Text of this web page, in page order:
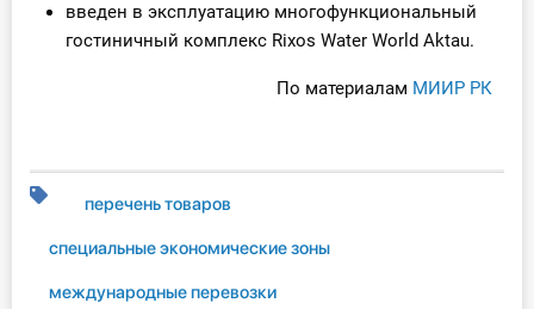
введен в эксплуатацию многофункциональный
гостиничный комплекс Rixos Water World Aktau.
По материалам МИИР РК
перечень товаров
специальные экономические зоны
международные перевозки